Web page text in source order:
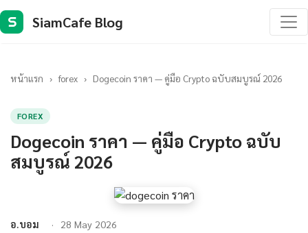
S SiamCafe Blog
หน้าแรก › forex › Dogecoin ราคา — คู่มือ Crypto ฉบับสมบูรณ์ 2026
FOREX
Dogecoin ราคา — คู่มือ Crypto ฉบับ
สมบูรณ์ 2026
อ.บอม 28 May 2026